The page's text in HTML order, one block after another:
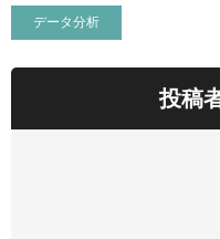
データ分析
投稿